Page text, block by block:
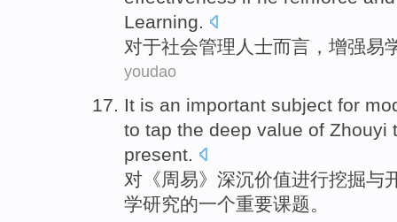
Learning.
对于社会管理 人士而言， 增强易
youdao
It is an important subject for
to tap the deep value of Zhouyi
present.
对《周易》 深沉价值进行挖掘与
学研究的一个重要课题。